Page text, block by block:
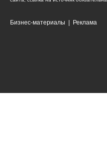
Бизнес-материалы Реклама